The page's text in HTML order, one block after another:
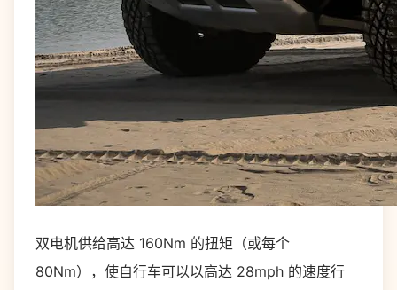
双电机供给高达 160Nm 的扭矩（或每个
80Nm），使自行车可以以高达 28mph 的速度行